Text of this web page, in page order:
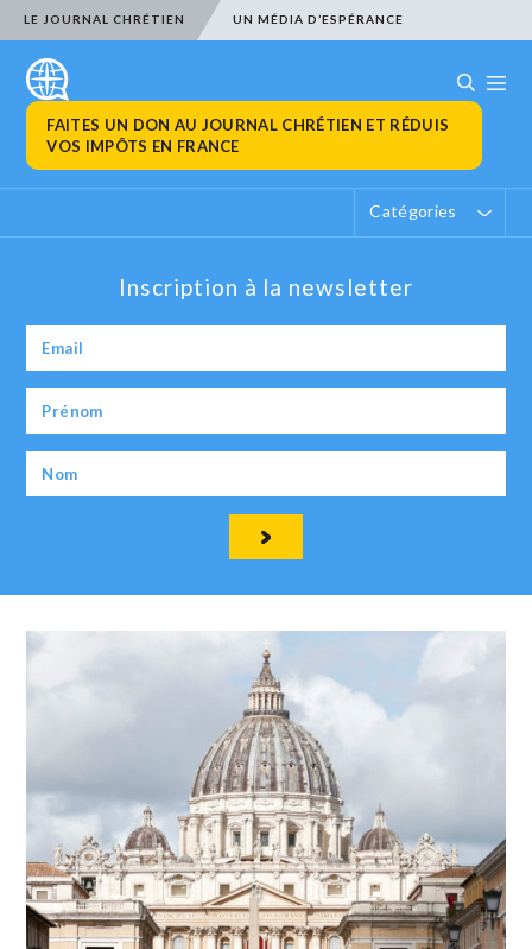
LE JOURNAL CHRÉTIEN UN MÉDIA D’ESPÉRANCE
FAITES UN DON AU JOURNAL CHRÉTIEN ET RÉDUIS
VOS IMPÔTS EN FRANCE
Catégories
Inscription à la newsletter